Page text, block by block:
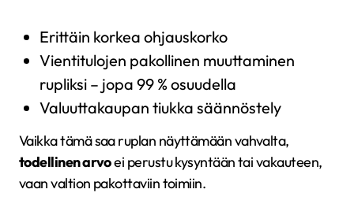
Erittäin korkea ohjauskorko
Vientitulojen pakollinen muuttaminen
rupliksi – jopa 99 % osuudella
Valuuttakaupan tiukka säännöstely
Vaikka tämä saa ruplan näyttämään vahvalta,
todellinen arvoei perustu kysyntään tai vakauteen,
vaan valtion pakottaviin toimiin.